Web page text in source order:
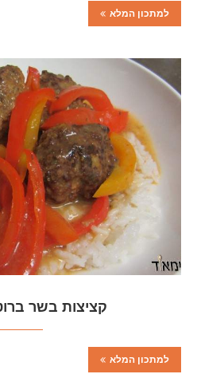
למתכון המלא
קציצות בשר
למתכון המלא